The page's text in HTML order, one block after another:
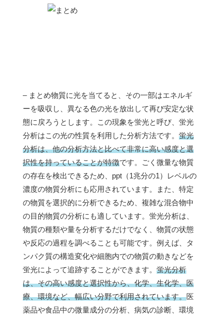
– まとめ物質に光を当てると、その一部はエネルギ
ーを吸収し、異なる色の光を放出して再び安定な状
態に戻ろうとします。この現象を蛍光と呼び、蛍光
分析はこの光の性質を利用した分析方法です。 蛍光
分析は、他の分析方法と比べて非常に高い感度と選
択性を持っていることが特徴です。ごく微量な物質
の存在を検出できるため、ppt（1兆分の1）レベルの
濃度の物質分析にも応用されています。また、特定
の物質を選択的に分析できるため、複雑な混合物中
の目的物質の分析にも適しています。蛍光分析は、
物質の種類や量を分析するだけでなく、物質の状態
や反応の過程を調べることも可能です。例えば、タ
ンパク質の構造変化や細胞内での物質の動きなどを
蛍光によって追跡することができます。 蛍光分析
は、その高い感度と選択性から、化学、生化学、医
療、環境など、幅広い分野で利用されています。医
薬品や食品中の微量成分の分析、病気の診断、環境